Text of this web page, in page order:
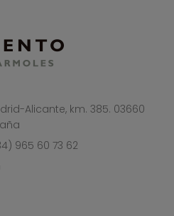
Alicante, km. 385. 03660
965 60 73 62